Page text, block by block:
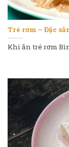
Tré rơm – Đặc
Khi ăn tré rơm